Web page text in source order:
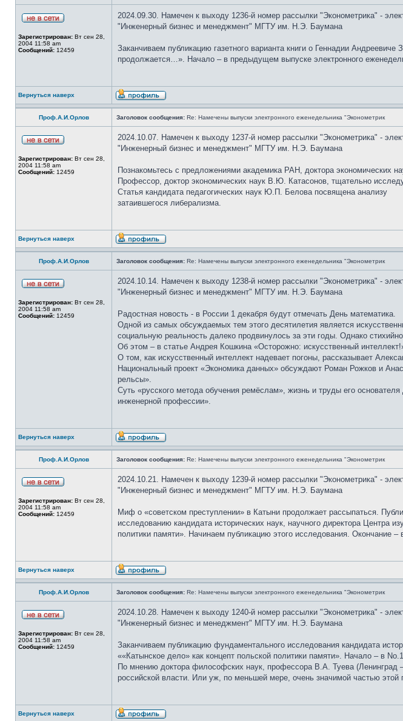
Зарегистрирован: Вт сен 28,
2004 11:58 am
Сообщений: 12459
2024.09.30. Намечен к выходу 1236-й номер рассылки "Эконометрика" -
"Инженерный бизнес и менеджмент" МГТУ им. Н.Э. Баумана
Заканчиваем публикацию газетного варианта книги о Геннадии
продолжается…». Начало – в предыдущем выпуске электронного
Вернуться наверх
Проф.А.И.Орлов Заголовок сообщения: Re: Намечены выпуски электронного еженедельника "Эконометрик
Зарегистрирован: Вт сен 28,
2004 11:58 am
Сообщений: 12459
2024.10.07. Намечен к выходу 1237-й номер рассылки "Эконометрика" -
"Инженерный бизнес и менеджмент" МГТУ им. Н.Э. Баумана
Познакомьтесь с предложениями академика РАН, доктора экономических
Профессор, доктор экономических наук В.Ю. Катасонов, тщательно
Статья кандидата педагогических наук Ю.П. Белова посвящена анализу
затаившегося либерализма.
Вернуться наверх
Проф.А.И.Орлов Заголовок сообщения: Re: Намечены выпуски электронного еженедельника "Эконометрик
Зарегистрирован: Вт сен 28,
2004 11:58 am
Сообщений: 12459
2024.10.14. Намечен к выходу 1238-й номер рассылки "Эконометрика" -
"Инженерный бизнес и менеджмент" МГТУ им. Н.Э. Баумана
Радостная новость - в России 1 декабря будут отмечать День математика.
Одной из самых обсуждаемых тем этого десятилетия является
социальную реальность далеко продвинулось за эти годы. Однако
Об этом – в статье Андрея Кошкина «Осторожно: искусственный
О том, как искусственный интеллект надевает погоны, рассказывает
Национальный проект «Экономика данных» обсуждают Роман Рожков и
рельсы».
Суть «русского метода обучения ремёслам», жизнь и труды его
инженерной профессии».
Вернуться наверх
Проф.А.И.Орлов Заголовок сообщения: Re: Намечены выпуски электронного еженедельника "Эконометрик
Зарегистрирован: Вт сен 28,
2004 11:58 am
Сообщений: 12459
2024.10.21. Намечен к выходу 1239-й номер рассылки "Эконометрика" -
"Инженерный бизнес и менеджмент" МГТУ им. Н.Э. Баумана
Миф о «советском преступлении» в Катыни продолжает рассыпаться.
исследованию кандидата исторических наук, научного директора Центра
политики памяти». Начинаем публикацию этого исследования. Окончание
Вернуться наверх
Проф.А.И.Орлов Заголовок сообщения: Re: Намечены выпуски электронного еженедельника "Эконометрик
Зарегистрирован: Вт сен 28,
2004 11:58 am
Сообщений: 12459
2024.10.28. Намечен к выходу 1240-й номер рассылки "Эконометрика" -
"Инженерный бизнес и менеджмент" МГТУ им. Н.Э. Баумана
Заканчиваем публикацию фундаментального исследования кандидата
««Катынское дело» как концепт польской политики памяти». Начало – в
По мнению доктора философских наук, профессора В.А. Туева (Ленинград
российской власти. Или уж, по меньшей мере, очень значимой частью
Вернуться наверх